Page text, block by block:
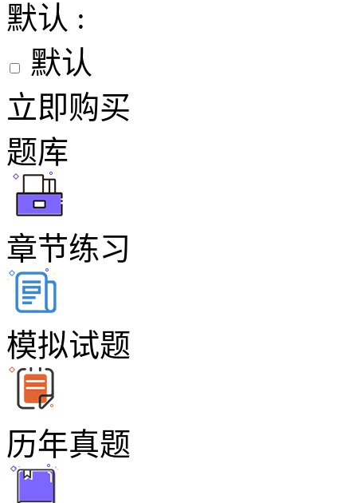
默认 :
默认
立即购买
题库
章节练习
模拟试题
历年真题